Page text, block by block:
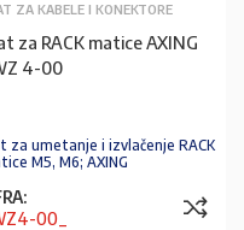
ZA KABELE I KONEKTORE
za RACK matice AXING
4-00
za umetanje i izvlačenje RACK
M5, M6; AXING
00_